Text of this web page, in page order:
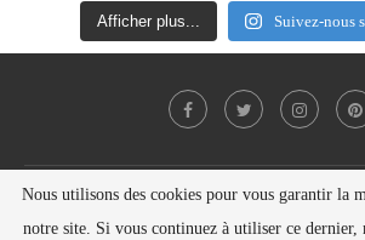
Afficher plus... Suivez-nous
Politique de confidentialité
Nous utilisons des cookies pour vous garantir la
notre site. Si vous continuez à utiliser ce dernier,